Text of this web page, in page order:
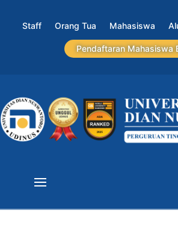
Staff Orang Tua Mahasiswa
Pendaftaran Mahasiswa